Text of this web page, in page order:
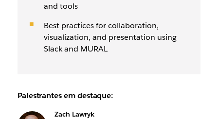
and tools
Best practices for collaboration,
visualization, and presentation using
Slack and MURAL
Palestrantes em destaque:
Zach Lawryk